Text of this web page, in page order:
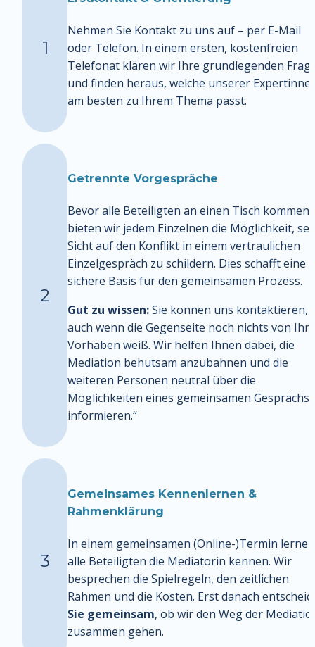
1
Nehmen Sie Kontakt zu uns auf – per E-Mail
oder Telefon. In einem ersten, kostenfreien
Telefonat klären wir Ihre grundlegenden
und finden heraus, welche unserer
am besten zu Ihrem Thema passt.
2
Getrennte Vorgespräche
Bevor alle Beteiligten an einen Tisch kommen,
bieten wir jedem Einzelnen die Möglichkeit,
Sicht auf den Konflikt in einem vertraulichen
Einzelgespräch zu schildern. Dies schafft eine
sichere Basis für den gemeinsamen Prozess.
Gut zu wissen: Sie können uns kontaktieren,
auch wenn die Gegenseite noch nichts von
Vorhaben weiß. Wir helfen Ihnen dabei, die
Mediation behutsam anzubahnen und die
weiteren Personen neutral über die
Möglichkeiten eines gemeinsamen Gesprächs
informieren.“
3
Gemeinsames Kennenlernen &
Rahmenklärung
In einem gemeinsamen (Online-)Termin lernen
alle Beteiligten die Mediatorin kennen. Wir
besprechen die Spielregeln, den zeitlichen
Rahmen und die Kosten. Erst danach
Sie gemeinsam, ob wir den Weg der
zusammen gehen.